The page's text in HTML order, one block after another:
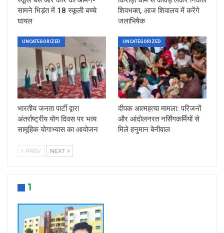
सामने भिड़ंत में 18 स्कूली बच्चे
घायल
शिवभक्त, आज शिवालय में करेंगे
जलाभिषेक
UNCATEGORIZED
भारतीय जनता पार्टी द्वारा
अंतर्राष्ट्रीय योग दिवस पर भव्य
सामूहिक योगाभ्यास का आयोजन
UNCATEGORIZED
दीपक आत्महत्या मामला: परिजनों
और आंदोलनरत नर्सिंगकर्मियों से
मिले हनुमान बेनीवाल
PREV NEXT
1